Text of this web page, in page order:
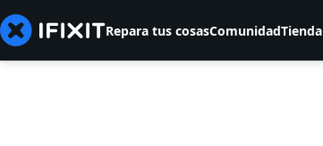
Repara tus cosasComunidadTienda